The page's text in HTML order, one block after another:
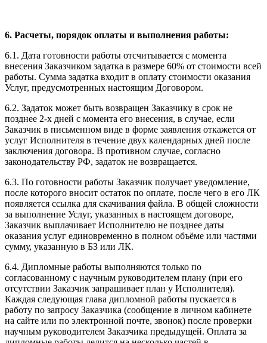
6. Расчеты, порядок оплаты и выполнения работы:
6.1. Дата готовности работы отсчитывается с момента
внесения Заказчиком задатка в размере 60% от стоимости всей
работы. Сумма задатка входит в оплату стоимости оказания
Услуг, предусмотренных настоящим Договором.
6.2. Задаток может быть возвращен Заказчику в срок не
позднее 2-х дней с момента его внесения, в случае, если
Заказчик в письменном виде в форме заявления откажется от
услуг Исполнителя в течение двух календарных дней после
заключения договора. В противном случае, согласно
законодательству РФ, задаток не возвращается.
6.3. По готовности работы Заказчик получает уведомление,
после которого вносит остаток по оплате, после чего в его ЛК
появляется ссылка для скачивания файла. В общей сложности
за выполнение Услуг, указанных в настоящем договоре,
Заказчик выплачивает Исполнителю не позднее даты
оказания услуг единовременно в полном объёме или частями
сумму, указанную в БЗ или ЛК.
6.4. Дипломные работы выполняются только по
согласованному с научным руководителем плану (при его
отсутствии Заказчик запрашивает план у Исполнителя).
Каждая следующая глава дипломной работы пускается в
работу по запросу Заказчика (сообщение в личном кабинете
на сайте или по электронной почте, звонок) после проверки
научным руководителем Заказчика предыдущей. Оплата за